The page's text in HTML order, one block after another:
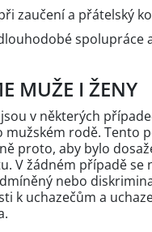
zaučení a přátelský
spolupráce
MUŽE I ŽENY
v některých
mužském rodě. Tento
proto, aby bylo
V žádném případě se
nebo
k uchazečům a